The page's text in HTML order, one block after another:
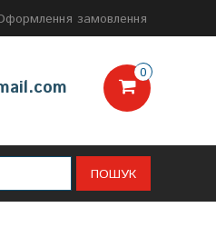
замовлення
0
ПОШУК